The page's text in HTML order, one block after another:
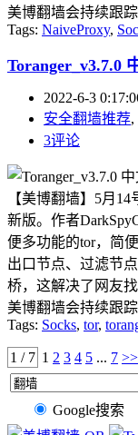
美博翻墙会持续跟
Tags: NaiveProxy,
Toranger_v3.7.0
2022-6-3
安全翻墙推荐,
3评论
【美博翻墙】5月
新版。作者
便多功能的tor，简
出口节点、过滤节
桥，这解决了网友
美博翻墙会持续跟
Tags: Socks, tor,
1 / 7 1 2 3 4 5 ... 7 >>
Google搜索